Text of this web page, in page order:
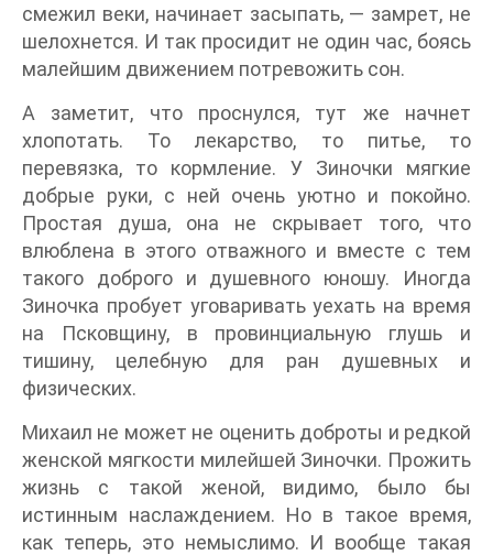
смежил веки, начинает засыпать, — замрет, не
шелохнется. И так просидит не один час, боясь
малейшим движением потревожить сон.
А заметит, что проснулся, тут же начнет
хлопотать. То лекарство, то питье, то
перевязка, то кормление. У Зиночки мягкие
добрые руки, с ней очень уютно и покойно.
Простая душа, она не скрывает того, что
влюблена в этого отважного и вместе с тем
такого доброго и душевного юношу. Иногда
Зиночка пробует уговаривать уехать на время
на Псковщину, в провинциальную глушь и
тишину, целебную для ран душевных и
физических.
Михаил не может не оценить доброты и редкой
женской мягкости милейшей Зиночки. Прожить
жизнь с такой женой, видимо, было бы
истинным наслаждением. Но в такое время,
как теперь, это немыслимо. И вообще такая